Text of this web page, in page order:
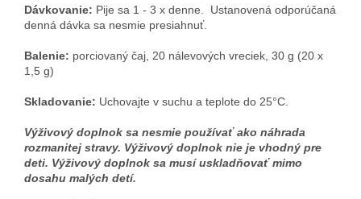
Dávkovanie: Pije sa 1 - 3 x denne.
Ustanovená odporúčaná
denná dávka sa nesmie presiahnuť.
Balenie: porciovaný čaj, 20 nálevových vreciek, 30 g (20 x
1,5 g)
Skladovanie: Uchovajte v suchu a teplote do 25°C.
Výživový doplnok sa nesmie používať ako náhrada
rozmanitej stravy. Výživový doplnok nie je vhodný pre
deti. Výživový doplnok sa musí uskladňovať mimo
dosahu malých detí.